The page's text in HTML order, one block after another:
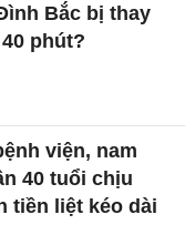
Bắc bị thay
phút?
viện, nam
40 tuổi chịu
tiền liệt kéo dài